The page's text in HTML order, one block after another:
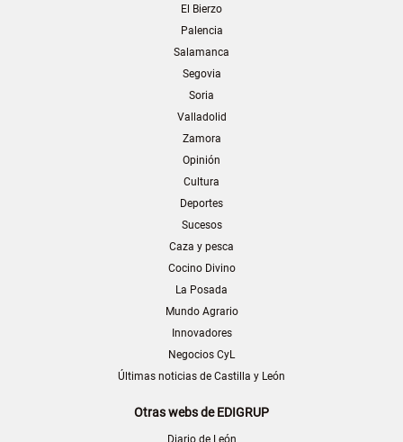
El Bierzo
Palencia
Salamanca
Segovia
Soria
Valladolid
Zamora
Opinión
Cultura
Deportes
Sucesos
Caza y pesca
Cocino Divino
La Posada
Mundo Agrario
Innovadores
Negocios CyL
Últimas noticias de Castilla y León
Otras webs de EDIGRUP
Diario de León